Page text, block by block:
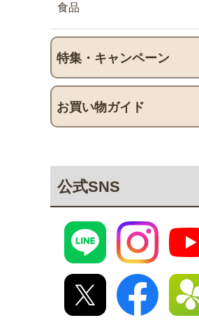
食品
特集・キャンペーン
お買い物ガイド
公式SNS